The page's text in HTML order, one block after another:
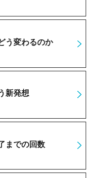
う変わるのか
新発想
までの回数